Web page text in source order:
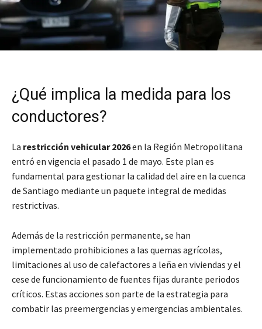
¿Qué implica la medida para los
conductores?
La restricción vehicular 2026en la Región Metropolitana
entró en vigencia el pasado 1 de mayo. Este plan es
fundamental para gestionar la calidad del aire en la cuenca
de Santiago mediante un paquete integral de medidas
restrictivas.
Además de la restricción permanente, se han
implementado prohibiciones a las quemas agrícolas,
limitaciones al uso de calefactores a leña en viviendas y el
cese de funcionamiento de fuentes fijas durante periodos
críticos. Estas acciones son parte de la estrategia para
combatir las preemergencias y emergencias ambientales.